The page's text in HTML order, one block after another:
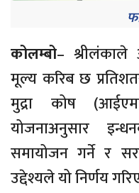
कोलम्बो– श्रीलंकाले
मूल्य करिब छ
मुद्रा कोष
योजनाअनुसार
समायोजन गर्ने र
उद्देश्यले यो निर्णय